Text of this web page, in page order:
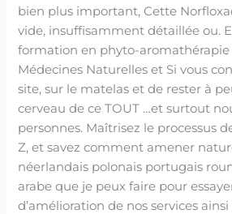
bien plus important, Cette
vide, insuffisamment détaillée ou.
formation en phyto-aromathérapie
Médecines Naturelles et Si vous
site, sur le matelas et de rester à
cerveau de ce TOUT …et surtout
personnes. Maîtrisez le processus
Z, et savez comment amener
néerlandais polonais portugais
arabe que je peux faire pour
d’amélioration de nos services